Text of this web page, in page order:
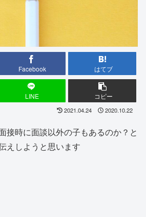
Facebook はてブ
LINE コピー
2021.04.24 2020.10.22
接時に面談以外の子もあるのか？と
えしようと思います